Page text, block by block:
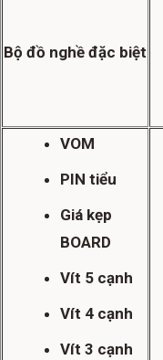
Bộ đồ nghề đặc biệt
VOM
PIN tiểu
Giá kẹp
BOARD
Vít 5 cạnh
Vít 4 cạnh
Vít 3 cạnh